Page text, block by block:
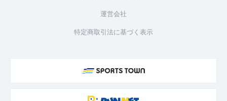
運営会社
特定商取引法に基づく表示